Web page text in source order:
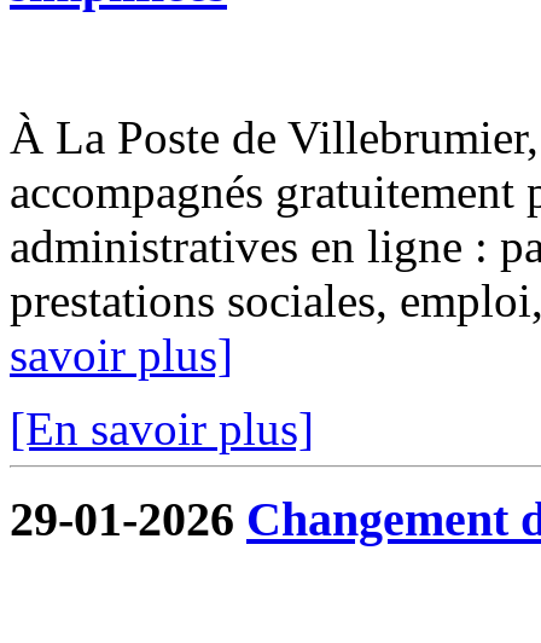
À La Poste de
accompagnés gratuitement
administratives en ligne :
prestations sociales,
savoir plus]
[En savoir plus]
29-01-2026 Changement